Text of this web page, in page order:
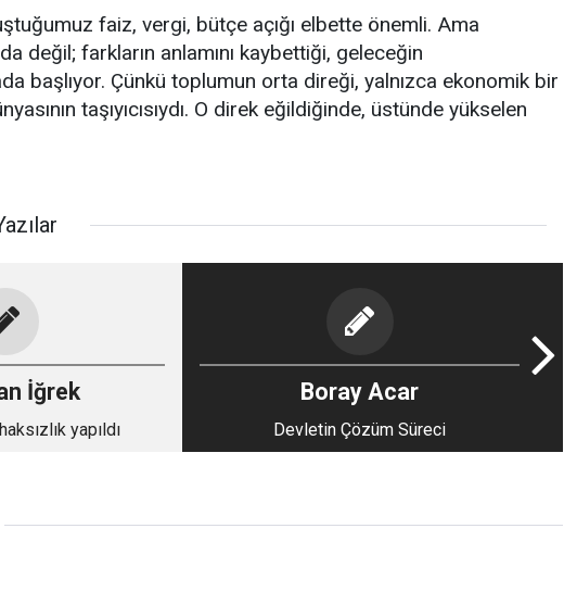
faiz, vergi, bütçe açığı elbette önemli. Ama
değil; farkların anlamını kaybettiği, geleceğin
başlıyor. Çünkü toplumun orta direği, yalnızca ekonomik bir
taşıyıcısıydı. O direk eğildiğinde, üstünde yükselen
İğrek
yapıldı
Boray Acar
Devletin Çözüm Süreci